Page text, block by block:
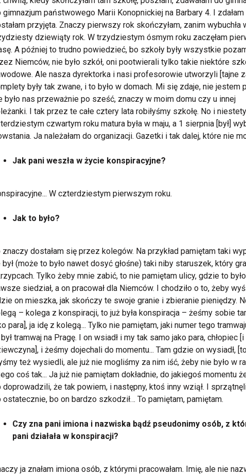
gimnazjum państwowego Marii Konopnickiej na Barbary 4. I zdałam
przyjęta. Znaczy pierwszy rok skończyłam, zanim wybuchła
dziewiąty rok. W trzydziestym ósmym roku zaczęłam
A później to trudno powiedzieć, bo szkoły były wszystkie
Niemców, nie było szkół, oni pootwierali tylko takie niektóre
Ale nasza dyrektorka i nasi profesorowie utworzyli [tajne
były tak zwane, i to było w domach. Mi się zdaje, nie jestem
było nas przeważnie po sześć, znaczy w moim domu czy u innej
I tak przez te całe cztery lata robiłyśmy szkołę. No i
czwartym roku matura była w maju, a 1 sierpnia [był]
Ja należałam do organizacji. Gazetki i tak dalej, które nie
Jak pani weszła w życie konspiracyjne?
W czterdziestym pierwszym roku.
Jak to było?
znaczy dostałam się przez kolegów. Na przykład pamiętam taki
był (może to było nawet dosyć głośne) taki niby staruszek, który
Tylko żeby mnie zabić, to nie pamiętam ulicy, gdzie to
siedział, a on pracował dla Niemców. I chodziło o to, żeby
on mieszka, jak skończy te swoje granie i zbieranie pieniędzy.
– kolega z konspiracji, to już była konspiracja – żeśmy sobie
para], ja idę z kolegą... Tylko nie pamiętam, jaki numer tego
tramwaj na Pragę. I on wsiadł i my tak samo jako para, chłopiec [i
i żeśmy dojechali do momentu... Tam gdzie on wysiadł,
też wysiedli, ale już nie mogliśmy za nim iść, żeby nie było w
coś tak... Ja już nie pamiętam dokładnie, do jakiegoś momentu
doprowadzili, że tak powiem, i następny, ktoś inny wziął. I
ostatecznie, bo on bardzo szkodził… To pamiętam, pamiętam.
Czy zna pani imiona i nazwiska bądź pseudonimy osób, z
pani działała w konspiracji?
ja znałam imiona osób, z którymi pracowałam. Imię, ale nie